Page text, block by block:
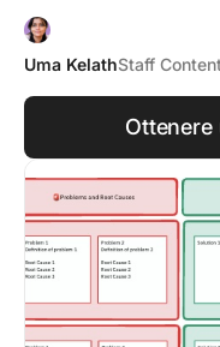
Uma KelathStaff